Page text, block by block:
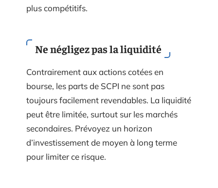
plus compétitifs.
Ne négligez pas la liquidité
Contrairement aux actions cotées en
bourse, les parts de SCPI ne sont pas
toujours facilement revendables. La liquidité
peut être limitée, surtout sur les marchés
secondaires. Prévoyez un horizon
d’investissement de moyen à long terme
pour limiter ce risque.